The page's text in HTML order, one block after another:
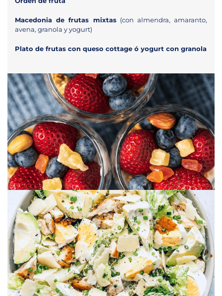
Macedonia de frutas mixtas(con almendra, amaranto,
avena, granola y yogurt)
Plato de frutas con queso cottage ó yogurt con granola